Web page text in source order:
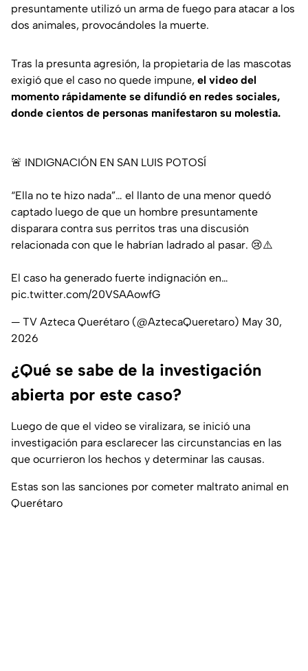
presuntamente utilizó un arma de fuego para atacar a los
dos animales, provocándoles la muerte.
Tras la presunta agresión, la propietaria de las mascotas
exigió que el caso no quede impune, el video del
momento rápidamente se difundió en redes sociales,
donde cientos de personas manifestaron su molestia.
🚨 INDIGNACIÓN EN SAN LUIS POTOSÍ
“Ella no te hizo nada”… el llanto de una menor quedó
captado luego de que un hombre presuntamente
disparara contra sus perritos tras una discusión
relacionada con que le habrían ladrado al pasar. 😢⚠️
El caso ha generado fuerte indignación en…
pic.twitter.com/20VSAAowfG
— TV Azteca Querétaro (@AztecaQueretaro) May 30,
2026
¿Qué se sabe de la investigación
abierta por este caso?
Luego de que el video se viralizara, se inició una
investigación para esclarecer las circunstancias en las
que ocurrieron los hechos y determinar las causas.
Estas son las sanciones por cometer maltrato animal en
Querétaro